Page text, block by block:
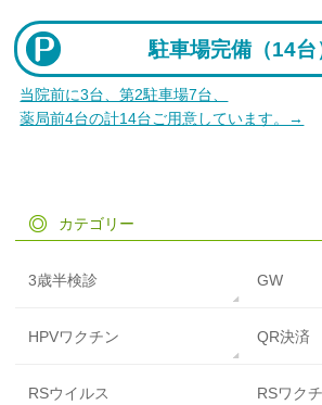
駐車場完備（14台
当院前に3台、第2駐車場7台、
薬局前4台の計14台ご用意しています。→
カテゴリー
3歳半検診 GW
HPVワクチン QR決済
RSウイルス RSワク